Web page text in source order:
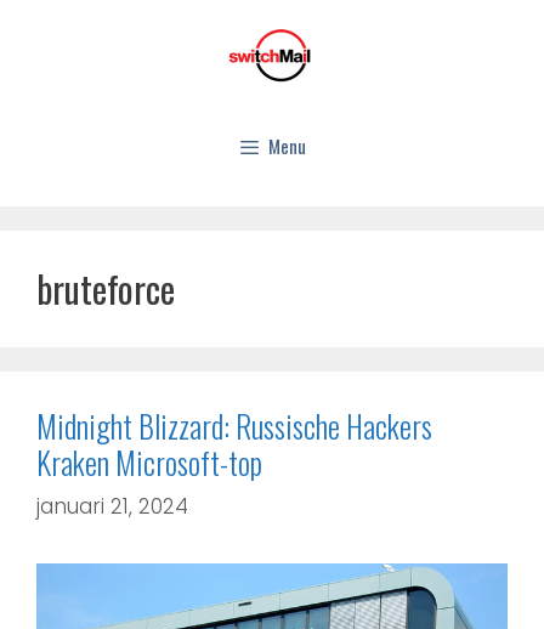
Menu
bruteforce
Midnight Blizzard: Russische Hackers
Kraken Microsoft-top
januari 21, 2024